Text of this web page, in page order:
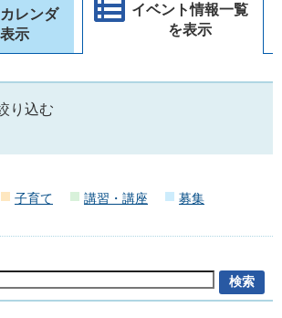
レンダ
示
イベント情報一覧
を表示
り込む
子育て 講習・講座
募集